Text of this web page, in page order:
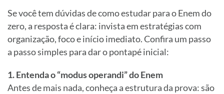
Se você tem dúvidas de como estudar para o Enem do
zero, a resposta é clara: invista em estratégias com
organização, foco e início imediato. Confira um passo
a passo simples para dar o pontapé inicial:
1. Entenda o “modus operandi” do Enem
Antes de mais nada, conheça a estrutura da prova: são